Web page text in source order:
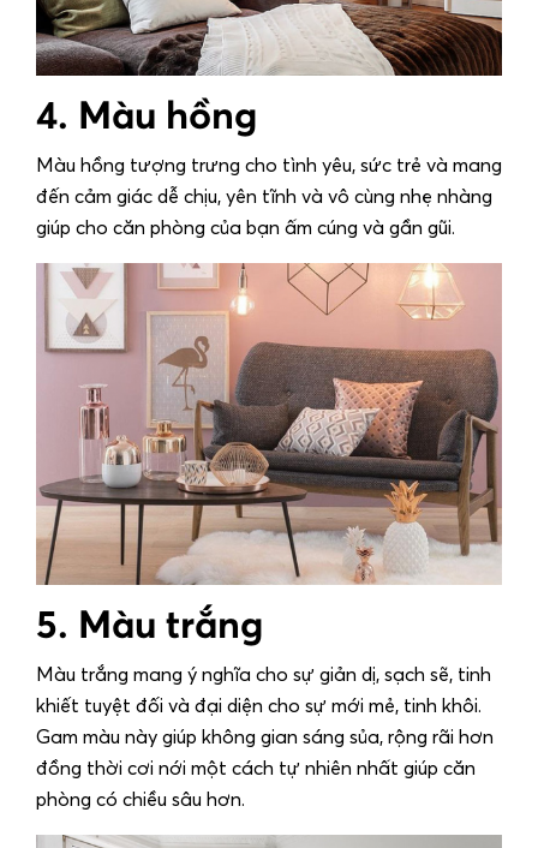
4. Màu hồng
Màu hồng tượng trưng cho tình yêu, sức trẻ và mang
đến cảm giác dễ chịu, yên tĩnh và vô cùng nhẹ nhàng
giúp cho căn phòng của bạn ấm cúng và gần gũi.
5. Màu trắng
Màu trắng mang ý nghĩa cho sự giản dị, sạch sẽ, tinh
khiết tuyệt đối và đại diện cho sự mới mẻ, tinh khôi.
Gam màu này giúp không gian sáng sủa, rộng rãi hơn
đồng thời cơi nới một cách tự nhiên nhất giúp căn
phòng có chiều sâu hơn.